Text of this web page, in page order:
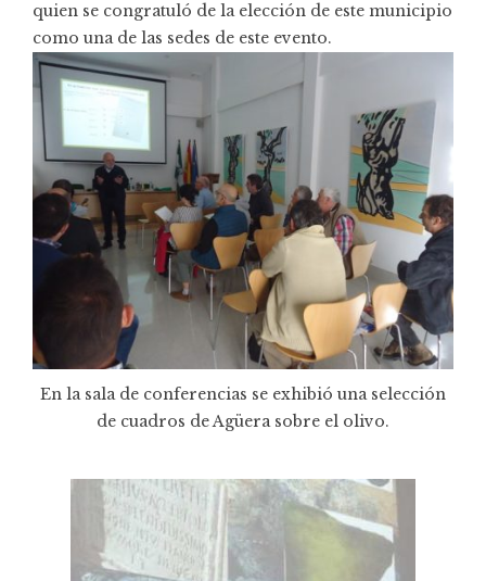
quien se congratuló de la elección de este municipio
como una de las sedes de este evento.
En la sala de conferencias se exhibió una selección
de cuadros de Agüera sobre el olivo.